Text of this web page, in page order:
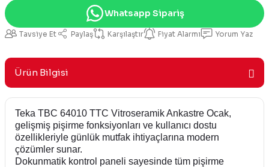
Whatsapp Sipariş
Tavsiye Et Paylaş Karşılaştır Fiyat Alarmı Yorum Yaz
Ürün Bilgisi
Teka TBC 64010 TTC Vitroseramik Ankastre Ocak,
gelişmiş pişirme fonksiyonları ve kullanıcı dostu
özellikleriyle günlük mutfak ihtiyaçlarına modern
çözümler sunar.
Dokunmatik kontrol paneli sayesinde tüm pişirme